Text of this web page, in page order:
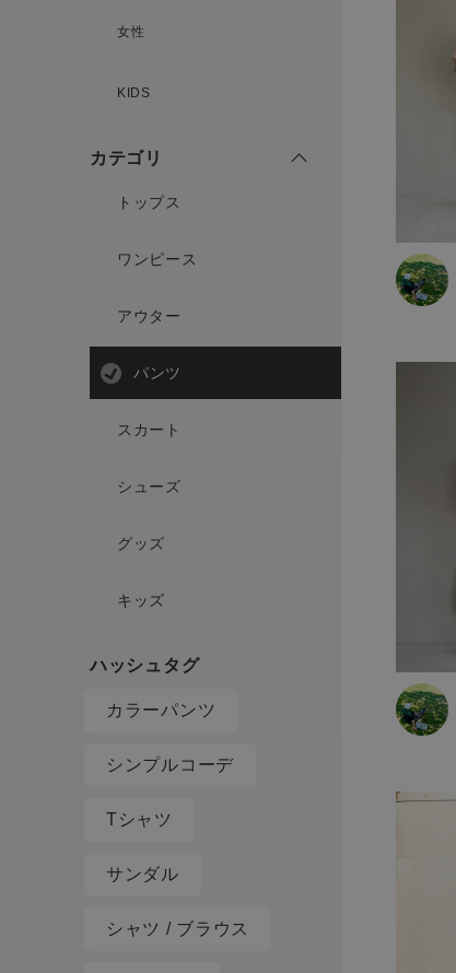
女性
KIDS
カテゴリ
トップス
ワンピース
アウター
パンツ
スカート
シューズ
グッズ
キッズ
カラーパンツ
シンプルコーデ
Tシャツ
サンダル
シャツ / ブラウス